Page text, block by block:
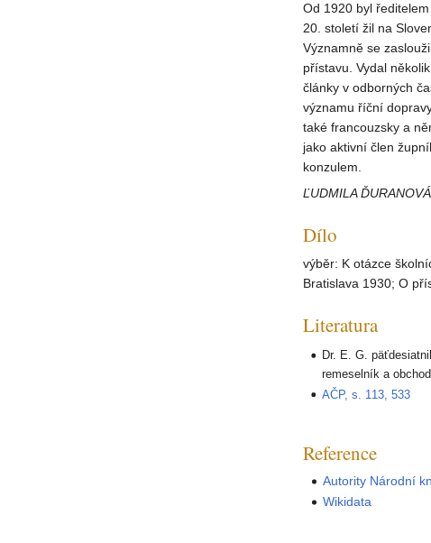
Od 1920 byl
20. století žil na
Významně se
přístavu. Vydal
články v odborných
významu říční
také francouzsky a
jako aktivní člen
konzulem.
ĽUDMILA ĎURANOVÁ
Dílo
výběr: K otázce
Bratislava 1930; O
Literatura
Dr. E. G.
remeselník a
AČP, s. 113, 533
Reference
Autority Národní
Wikidata